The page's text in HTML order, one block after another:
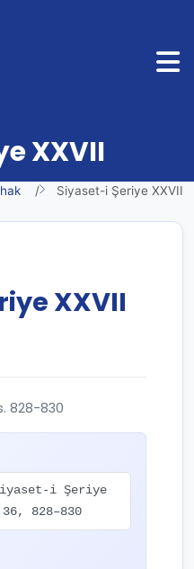
XXVII
Siyaset-i Şeriye XXVII
XXVII
828-830
i Şeriye
828–830